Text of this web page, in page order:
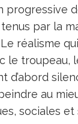
progressive
par la
réalisme
le troupeau,
d’abord
au
sociales